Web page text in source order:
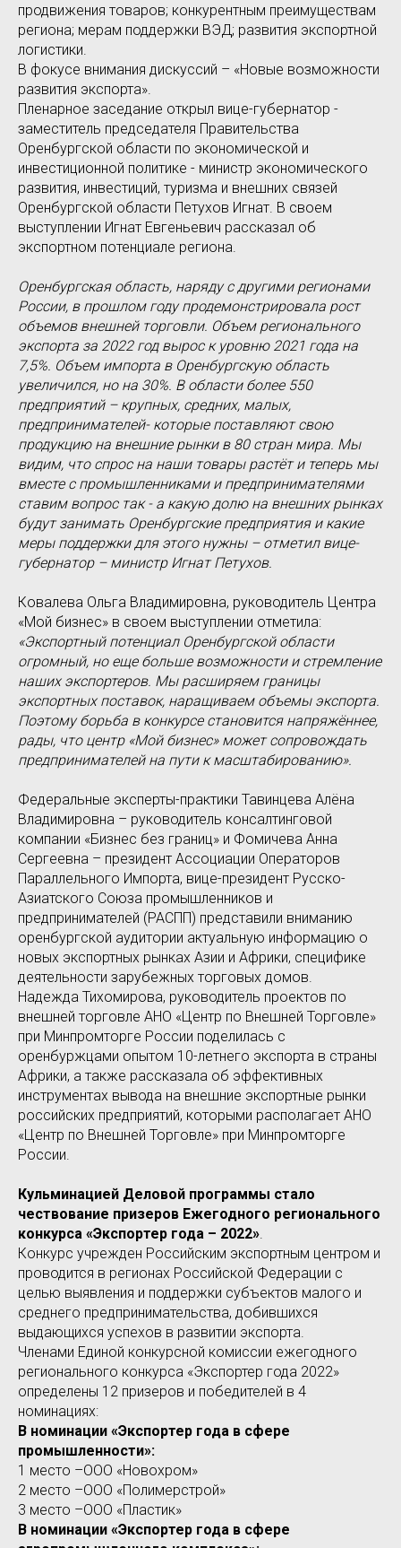
продвижения товаров; конкурентным преимуществам
региона; мерам поддержки ВЭД; развития экспортной
логистики.
В фокусе внимания дискуссий – «Новые возможности
развития экспорта».
Пленарное заседание открыл вице-губернатор -
заместитель председателя Правительства
Оренбургской области по экономической и
инвестиционной политике - министр экономического
развития, инвестиций, туризма и внешних связей
Оренбургской области Петухов Игнат. В своем
выступлении Игнат Евгеньевич рассказал об
экспортном потенциале региона.
Оренбургская область, наряду с другими регионами
России, в прошлом году продемонстрировала рост
объемов внешней торговли. Объем регионального
экспорта за 2022 год вырос к уровню 2021 года на
7,5%. Объем импорта в Оренбургскую область
увеличился, но на 30%. В области более 550
предприятий – крупных, средних, малых,
предпринимателей- которые поставляют свою
продукцию на внешние рынки в 80 стран мира. Мы
видим, что спрос на наши товары растёт и теперь мы
вместе с промышленниками и предпринимателями
ставим вопрос так - а какую долю на внешних рынках
будут занимать Оренбургские предприятия и какие
меры поддержки для этого нужны – отметил вице-
губернатор – министр Игнат Петухов.
Ковалева Ольга Владимировна, руководитель Центра
«Мой бизнес» в своем выступлении отметила:
«Экспортный потенциал Оренбургской области
огромный, но еще больше возможности и стремление
наших экспортеров. Мы расширяем границы
экспортных поставок, наращиваем объемы экспорта.
Поэтому борьба в конкурсе становится напряжённее,
рады, что центр «Мой бизнес» может сопровождать
предпринимателей на пути к масштабированию».
Федеральные эксперты-практики Тавинцева Алёна
Владимировна – руководитель консалтинговой
компании «Бизнес без границ» и Фомичева Анна
Сергеевна – президент Ассоциации Операторов
Параллельного Импорта, вице-президент Русско-
Азиатского Союза промышленников и
предпринимателей (РАСПП) представили вниманию
оренбургской аудитории актуальную информацию о
новых экспортных рынках Азии и Африки, специфике
деятельности зарубежных торговых домов.
Надежда Тихомирова, руководитель проектов по
внешней торговле АНО «Центр по Внешней Торговле»
при Минпромторге России поделилась с
оренбуржцами опытом 10-летнего экспорта в страны
Африки, а также рассказала об эффективных
инструментах вывода на внешние экспортные рынки
российских предприятий, которыми располагает АНО
«Центр по Внешней Торговле» при Минпромторге
России.
Кульминацией Деловой программы стало
чествование призеров Ежегодного регионального
конкурса «Экспортер года – 2022».
Конкурс учрежден Российским экспортным центром и
проводится в регионах Российской Федерации с
целью выявления и поддержки субъектов малого и
среднего предпринимательства, добившихся
выдающихся успехов в развитии экспорта.
Членами Единой конкурсной комиссии ежегодного
регионального конкурса «Экспортер года 2022»
определены 12 призеров и победителей в 4
номинациях:
В номинации «Экспортер года в сфере
промышленности»:
1 место –ООО «Новохром»
2 место –ООО «Полимерстрой»
3 место –ООО «Пластик»
В номинации «Экспортер года в сфере